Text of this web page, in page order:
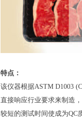
特点：
该仪器根据ASTM D1003
直接响应行业要求来制造
较短的测试时间使成为QC